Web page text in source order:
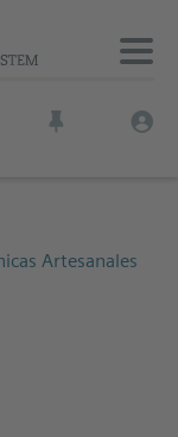
Artesanales